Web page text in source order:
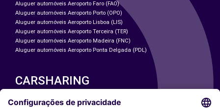
Aluguer automóveis Aeroporto Faro (FAO)
Aluguer automóveis Aeroporto Porto (OPO)
Aluguer automóveis Aeroporto Lisboa (LIS)
Aluguer automóveis Aeroporto Terceira (TER)
Aluguer automóveis Aeroporto Madeira (FNC)
Aluguer automóveis Aeroporto Ponta Delgada (PDL)
CARSHARING
NOSSAS CIDADES